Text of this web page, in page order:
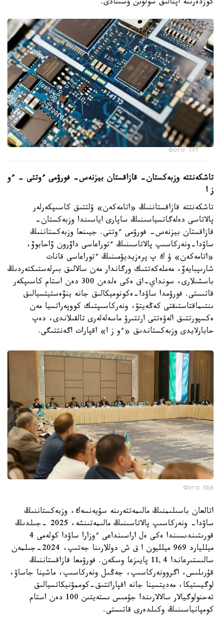
كوزدەرىنە اپتالىق شولۋىن ۇسىنادى.
Фото: ТРТ
تاشكەنتتە وزبەكستان- قازاقستان بيزنەس- فورۋمى ءوتتى – ءو
ز ا
تاشكەنتتە قازاقستاننىڭ «اتامەكەن» ۇلتتىق كاسىپكەرلەر
پالاتاسى دەلەگاتسياسىنىڭ ساپارى اياسىندا وزبەكستان-
قازاقستان بيزنەس- فورۋمى ءوتتى. جيىنعا وزبەكستاننىڭ
ساۋدا-ونەركاسىپ پالاتاسىنىڭ ءتوراعاسى داۆرون ۆاحابوۆ،
«اتامەكەن» ۇ ك پ پرەزيديۋمىنىڭ ءتوراعاسى قانات
شارىپبايەۆ، مەملەكەتتىك ورگاندار مەن سالالىق بىرلەستىكتەردىڭ
باسشىلارى، سونداي-اق ەكى ەلدەن 300 دەن استام كاسىپكەر
قاتىستى. فورۋمدا ساۋدا-ەكونوميكالىق جانە ينۆەستيتسيالىق
ىنتىماقتاستىقتى كەڭەيتۋ، ونەركاسىپتىك كووپەراتسيا مەن
ەكسپورتتىق الەۋەتتى ارتتىرۋ ماسەلەلەرى تالقىلاندى، دەپ
حابارلايدى وزبەكستاندىق «ءو ز ا» اقپارات اگەنتتىگى.
Фото: ӨзА
اتالعان باسىلىمنىڭ مالىمەتتەرىنە سۇيەنسەك، وزبەكستاننىڭ
ساۋدا- ونەركاسىپ پالاتاسىنىڭ مالىمەتىنشە، 2025 -جىلدىڭ
قورىتىندىسىندا ەكى ەل اراسىنداعى ءوزارا ساۋدا كولەمى 4
ميلليارد 969 ميلليون ا ق ش دوللارىنا جەتىپ، 2024-جىلمەن
سالىستىرعاندا 11,4 پايىزعا وسكەن. فورۋمعا قازاقستاننىڭ
قۇرىلىس، اگروونەركاسىپ، جەڭىل ونەركاسىپ، ماشينا جاساۋ،
لوگيستيكا، مەديتسينا جانە اقپاراتتىق-كوممۋنيكاتسيالىق
تەحنولوگيالار سالالارىندا جۇمىس ىستەيتىن 100 دەن استام
كومپانياسىنىڭ وكىلدەرى قاتىستى.